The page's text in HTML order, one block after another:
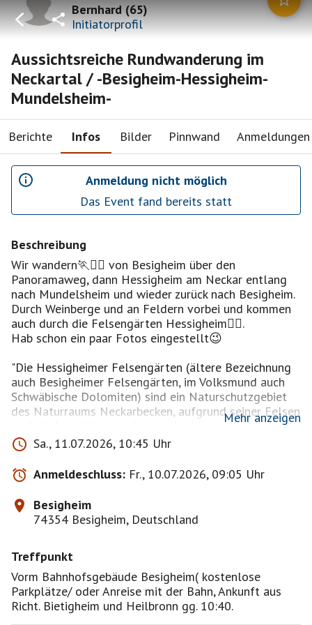
Bernhard(65)
Initiatorprofil
Aussichtsreiche Rundwanderung im
Neckartal / -Besigheim-Hessigheim-
Mundelsheim-
Berichte Infos Bilder Pinnwand Anmeldungen
Anmeldung nicht möglich
Das Event fand bereits statt
Beschreibung
Wir wandern🏃🏃‍♀️ von Besigheim über den
Panoramaweg, dann Hessigheim am Neckar entlang
nach Mundelsheim und wieder zurück nach Besigheim.
Durch Weinberge und an Feldern vorbei und kommen
auch durch die Felsengärten Hessigheim🧗‍♀️.
Hab schon ein paar Fotos eingestellt😉
"Die Hessigheimer Felsengärten (ältere Bezeichnung
auch Besigheimer Felsengärten, im Volksmund auch
Schwäbische Dolomiten) sind ein Naturschutzgebiet
des Naturraums Neckarbecken, aufgrund seiner Felsen
ein beliebtes Klettergebiet und zählen zu den
bedeutendsten Geotopen Deutschlands".
Länge knapp 20km/400hm, ca. 5-6h(ohne Pausen
gerechnet😉)
Größtenteils auf befestigten bzw. asphaltierten
Geländegängigkeit und etwas Kondition von Vorteil😉
Die Wanderung findet nur bei trockenem Wetter statt,
da mehrere Steigungen über zum Teil enge
Weinbergstaffeln und ggf. im Wald zu überwinden
Mehr anzeigen
Sa., 11.07.2026, 10:45 Uhr
Anmeldeschluss: Fr., 10.07.2026, 09:05 Uhr
Besigheim
74354 Besigheim, Deutschland
Treffpunkt
Vorm Bahnhofsgebäude Besigheim( kostenlose
Parkplätze/ oder Anreise mit der Bahn, Ankunft aus
Richt. Bietigheim und Heilbronn gg. 10:40.